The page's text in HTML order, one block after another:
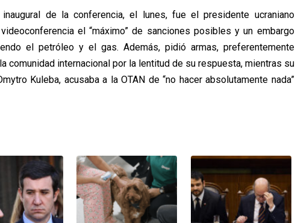
de la conferencia, el lunes, fue el presidente ucraniano
el “máximo” de sanciones posibles y un embargo
el petróleo y el gas. Además, pidió armas, preferentemente
comunidad internacional por la lentitud de su respuesta, mientras su
Kuleba, acusaba a la OTAN de “no hacer absolutamente nada”